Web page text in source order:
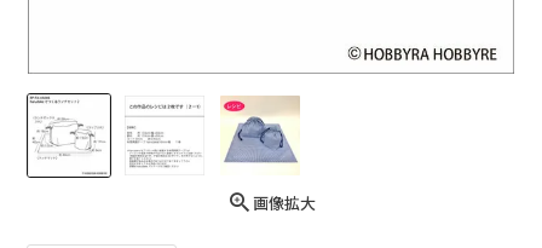
画像拡大